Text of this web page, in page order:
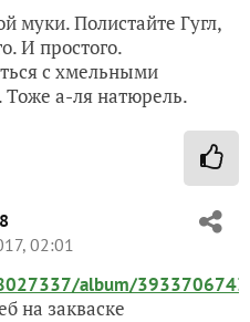
муки. Полистайте Гугл,
И простого.
с хмельными
а-ля натюрель.
02:01
album/
на закваске